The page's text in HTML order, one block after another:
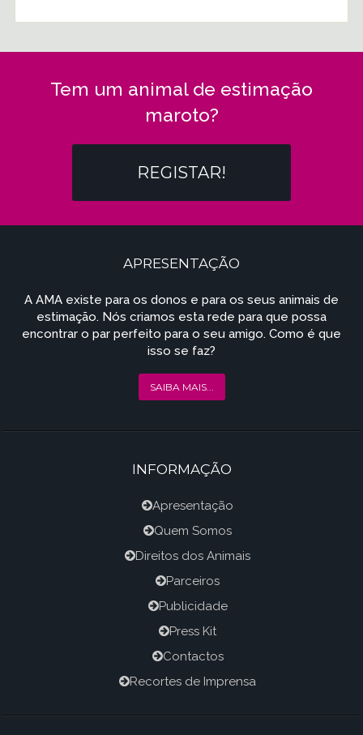
Tem um animal de estimação
maroto?
REGISTAR!
APRESENTAÇÃO
A AMA existe para os donos e para os seus animais de
estimação. Nós criamos esta rede para que possa
encontrar o par perfeito para o seu amigo. Como é que
isso se faz?
SAIBA MAIS...
INFORMAÇÃO
Apresentação
Quem Somos
Direitos dos Animais
Parceiros
Publicidade
Press Kit
Contactos
Recortes de Imprensa